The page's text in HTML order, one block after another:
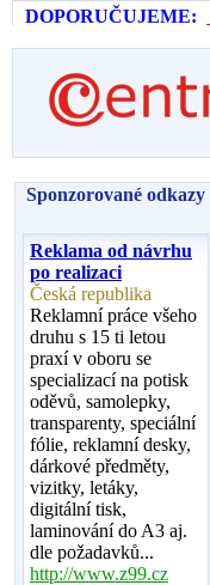
DOPORUČUJEME:
Sponzorované odkazy
Reklama od návrhu
po realizaci
Česká republika
Reklamní práce všeho
druhu s 15 ti letou
praxí v oboru se
specializací na potisk
oděvů, samolepky,
transparenty, speciální
fólie, reklamní desky,
dárkové předměty,
vizitky, letáky,
digitální tisk,
laminování do A3 aj.
dle požadavků...
http://www.z99.cz